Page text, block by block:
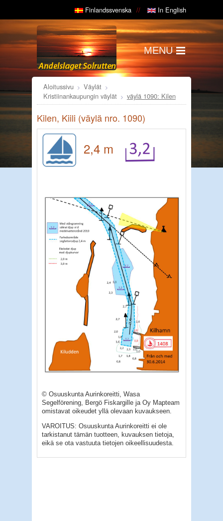
Finlandssvenska In English
MENU
Aloitussivu
Väylät
Kristiinankaupungin väylät
väylä 1090: Kilen
Kilen, Kiili (väylä nro. 1090)
2,4 m
© Osuuskunta Aurinkoreitti, Wasa
Segelförening, Bergö Fiskargille ja Oy Mapteam
omistavat oikeudet yllä olevaan kuvaukseen.
VAROITUS: Osuuskunta Aurinkoreitti ei ole
tarkistanut tämän tuotteen, kuvauksen tietoja,
eikä se ota vastuuta tietojen oikeellisuudesta.